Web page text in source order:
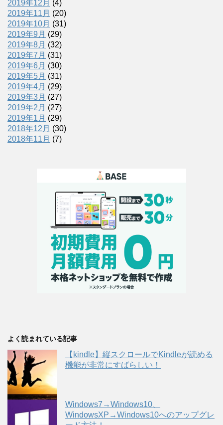
2019年12月 (4)
2019年11月 (20)
2019年10月 (31)
2019年9月 (29)
2019年8月 (32)
2019年7月 (31)
2019年6月 (30)
2019年5月 (31)
2019年4月 (29)
2019年3月 (27)
2019年2月 (27)
2019年1月 (29)
2018年12月 (30)
2018年11月 (7)
よく読まれている記事
【kindle】縦スクロールでKindleが読める
機能が非常にすばらしい！
Windows7→Windows10、
WindowsXP→Windows10へのアップグレ